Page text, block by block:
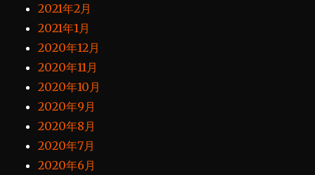
2021年2月
2021年1月
2020年12月
2020年11月
2020年10月
2020年9月
2020年8月
2020年7月
2020年6月